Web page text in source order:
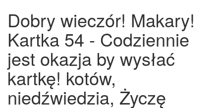
Dobry wieczór! Makary!
Kartka 54 - Codziennie
jest okazja by wysłać
kartkę! kotów,
niedźwiedzia, Życzę